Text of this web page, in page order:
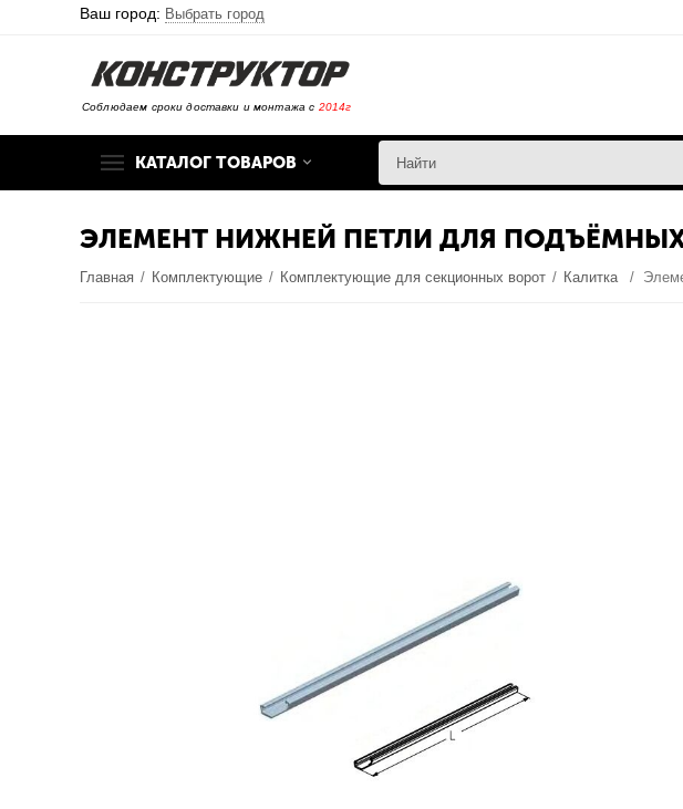
Ваш город: Выбрать город
Соблюдаем сроки доставки и монтажа с 2014г
КАТАЛОГ ТОВАРОВ
ЭЛЕМЕНТ НИЖНЕЙ ПЕТЛИ ДЛЯ
Главная / Комплектующие / Комплектующие для секционных ворот / Калитка /